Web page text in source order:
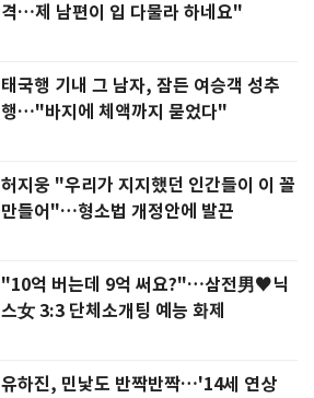
격…제 남편이 입 다물라 하네요"
태국행 기내 그 남자, 잠든 여승객 성추
행…"바지에 체액까지 묻었다"
허지웅 "우리가 지지했던 인간들이 이 꼴
만들어"…형소법 개정안에 발끈
"10억 버는데 9억 써요?"…삼전男♥닉
스女 3:3 단체소개팅 예능 화제
유하진, 민낯도 반짝반짝…'14세 연상